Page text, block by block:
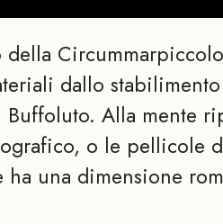
dallo stabilimento
Alla mente
o le pellicole
una dimensione